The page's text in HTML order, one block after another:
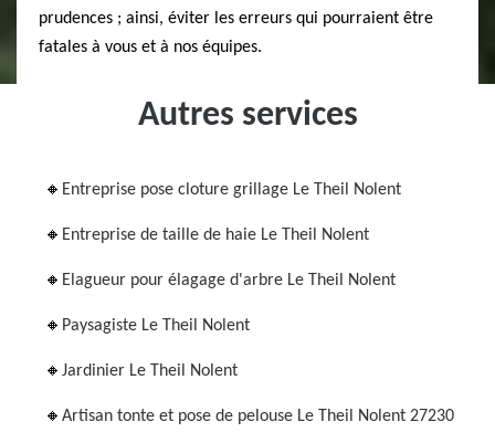
prudences ; ainsi, éviter les erreurs qui pourraient être
fatales à vous et à nos équipes.
Autres services
Entreprise pose cloture grillage Le Theil Nolent
Entreprise de taille de haie Le Theil Nolent
Elagueur pour élagage d'arbre Le Theil Nolent
Paysagiste Le Theil Nolent
Jardinier Le Theil Nolent
Artisan tonte et pose de pelouse Le Theil Nolent 27230